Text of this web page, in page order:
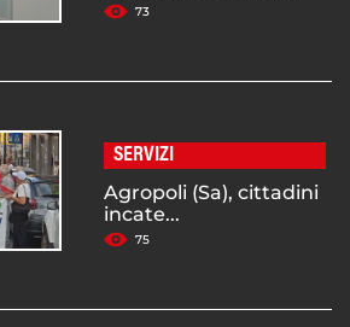
73
SERVIZI
Agropoli (Sa), cittadini
incate...
75